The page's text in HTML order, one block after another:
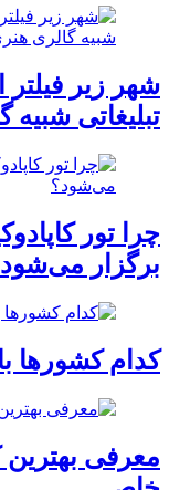
شهر زیر
تبلیغاتی
چرا تور
برگزار
کدام کشورها
معرفی